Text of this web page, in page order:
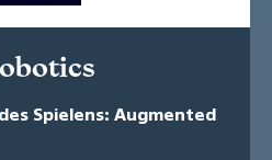
Spielens: Augmented